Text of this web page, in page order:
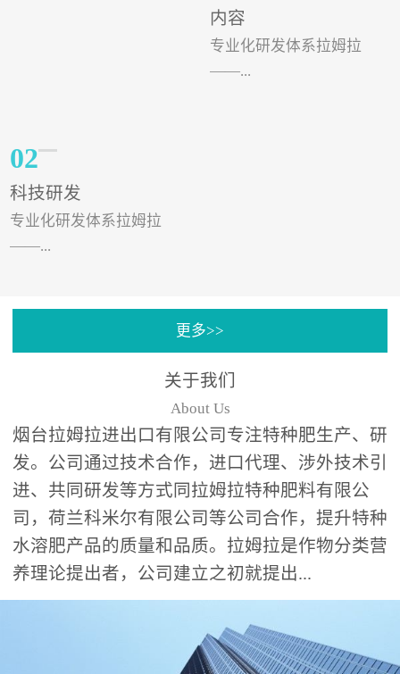
内容
专业化研发体系拉姆拉
——...
02
科技研发
专业化研发体系拉姆拉
——...
分中心”的科研开发系统，
更多>>
关于我们
About Us
烟台拉姆拉进出口有限公司专注特种肥生产、研
发。公司通过技术合作，进口代理、涉外技术引
进、共同研发等方式同拉姆拉特种肥料有限公
司，荷兰科米尔有限公司等公司合作，提升特种
水溶肥产品的质量和品质。拉姆拉是作物分类营
养理论提出者，公司建立之初就提出...